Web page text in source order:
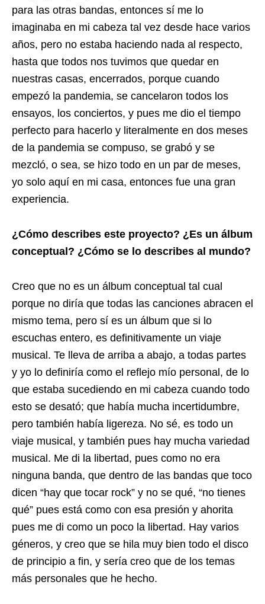
para las otras bandas, entonces sí me lo
imaginaba en mi cabeza tal vez desde hace varios
años, pero no estaba haciendo nada al respecto,
hasta que todos nos tuvimos que quedar en
nuestras casas, encerrados, porque cuando
empezó la pandemia, se cancelaron todos los
ensayos, los conciertos, y pues me dio el tiempo
perfecto para hacerlo y literalmente en dos meses
de la pandemia se compuso, se grabó y se
mezcló, o sea, se hizo todo en un par de meses,
yo solo aquí en mi casa, entonces fue una gran
experiencia.
¿Cómo describes este proyecto? ¿Es un álbum
conceptual? ¿Cómo se lo describes al mundo?
Creo que no es un álbum conceptual tal cual
porque no diría que todas las canciones abracen el
mismo tema, pero sí es un álbum que si lo
escuchas entero, es definitivamente un viaje
musical. Te lleva de arriba a abajo, a todas partes
y yo lo definiría como el reflejo mío personal, de lo
que estaba sucediendo en mi cabeza cuando todo
esto se desató; que había mucha incertidumbre,
pero también había ligereza. No sé, es todo un
viaje musical, y también pues hay mucha variedad
musical. Me di la libertad, pues como no era
ninguna banda, que dentro de las bandas que toco
dicen “hay que tocar rock” y no se qué, “no tienes
qué” pues está como con esa presión y ahorita
pues me di como un poco la libertad. Hay varios
géneros, y creo que se hila muy bien todo el disco
de principio a fin, y sería creo que de los temas
más personales que he hecho.